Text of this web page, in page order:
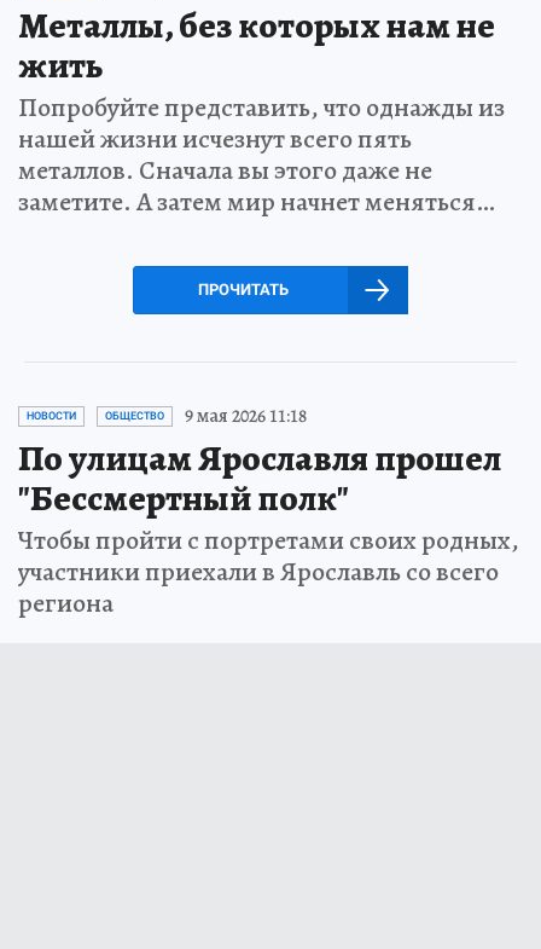
Металлы, без которых нам не
жить
Попробуйте представить, что однажды из
нашей жизни исчезнут всего пять
металлов. Сначала вы этого даже не
заметите. А затем мир начнет меняться…
ПРОЧИТАТЬ
НОВОСТИ ОБЩЕСТВО 9 мая 2026 11:18
По улицам Ярославля прошел
"Бессмертный полк"
Чтобы пройти с портретами своих родных,
участники приехали в Ярославль со всего
региона